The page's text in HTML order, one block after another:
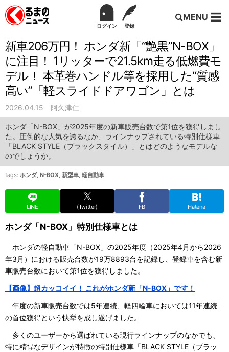
ログイン 登録
MENU
新車206万円！ ホンダ新「“艶黒”N-BOX」
に注目！ 1リッターで21.5km走る低燃費モ
デル！ 本革巻ハンドル等を採用した“質感
高い”「軽スライドドアワゴン」とは
2026.04.15 阿久津仁
ホンダ「N-BOX」が2025年度の新車販売台数で第1位を獲得しまし
た。圧倒的な人気を誇るなか、ラインナップされている特別仕様車
「BLACK STYLE（ブラックスタイル）」とはどのようなモデルな
のでしょうか。
tags: ホンダ, N-BOX, 新型車, 軽自動車
LINE (Twitter) FB Hatena
ホンダ「N-BOX」特別仕様車とは
ホンダの軽自動車「N-BOX」の2025年度（2025年4月から2026
年3月）における販売台数が19万8893台を記録し、登録車を含む新
車販売台数において第1位を獲得しました。
【画像】超カッコイイ！ これがホンダ新「N-BOX」です！
年度の新車販売台数では5年連続、軽四輪車においては11年連続
の首位獲得という快挙を成し遂げました。
多くのユーザーから選ばれている現行ラインナップのなかでも、
特に精悍なデザインが特徴の特別仕様車「BLACK STYLE（ブラッ